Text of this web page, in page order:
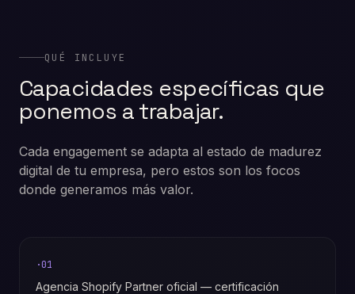
QUÉ INCLUYE
Capacidades específicas que
ponemos a trabajar.
Cada engagement se adapta al estado de madurez
digital de tu empresa, pero estos son los focos
donde generamos más valor.
·01
Agencia Shopify Partner oficial — certificación